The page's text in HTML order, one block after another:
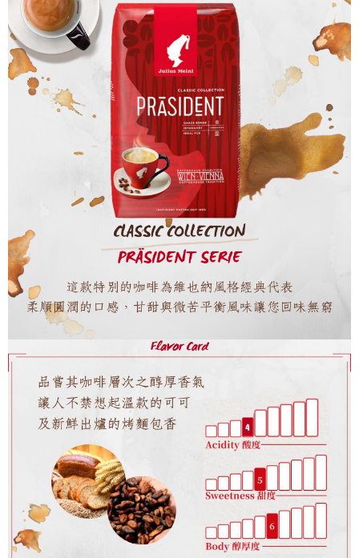
２．關於個人資料處理事宜，請瀏覽以下網址：
https://aftee.tw/terms/#terms3
３．未成年的使用者請事先徵得法定代理人或監護人之同意方可使用
「AFTEE先享後付」，若未經同意申辦者引起之損失，本公司不負相關責
任。
４．使用「AFTEE先享後付」時，將依據個別帳號之用戶狀況，依本公司即
時審查核予不同之上限額度；若仍有額度不足之情形，本公司將視審查結果
請求用戶進行身份認證。
５．嚴禁一人註冊多個帳號或使用他人資訊註冊。若發現惡意使用之情形，
恩沛科技股份有限公司將有權停止該用戶之使用額度並採取法律行動。
貨到付款
每筆NT$180，滿NT$2,500(含以上)免運費
海外運費九折優惠 查看運費